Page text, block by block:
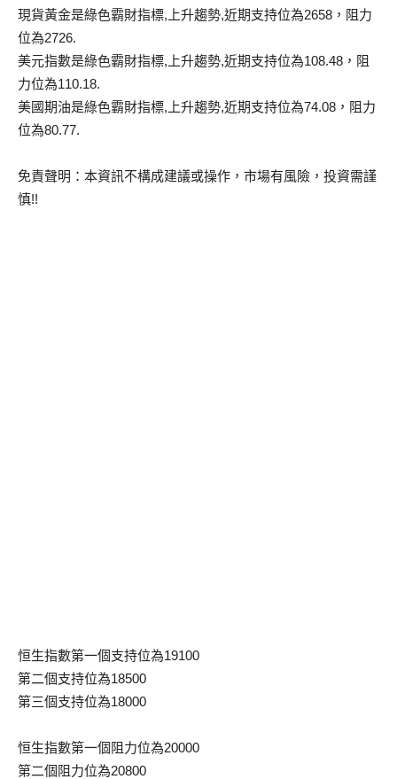
現貨黃金是綠色霸財指標,上升趨勢,近期支持位為2658，阻力
位為2726.
美元指數是綠色霸財指標,上升趨勢,近期支持位為108.48，阻
力位為110.18.
美國期油是綠色霸財指標,上升趨勢,近期支持位為74.08，阻力
位為80.77.
免責聲明：本資訊不構成建議或操作，市場有風險，投資需謹
慎!!
恒生指數第一個支持位為19100
第二個支持位為18500
第三個支持位為18000
恒生指數第一個阻力位為20000
第二個阻力位為20800